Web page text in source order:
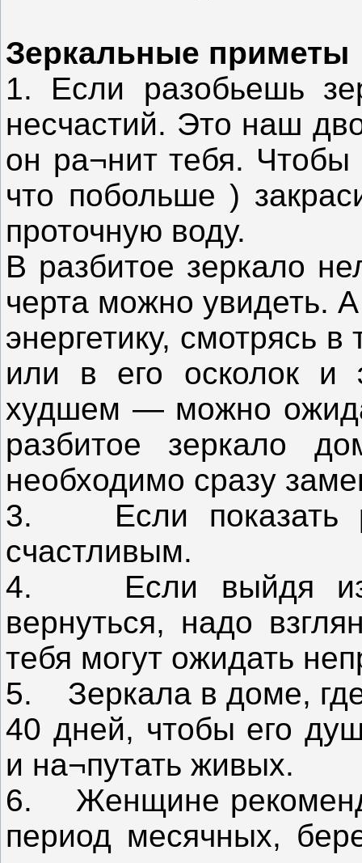
Зеркальные приметы
1. Если разобьешь
несчастий. Это наш
он ра¬нит тебя. Чтобы
что побольше )
проточную воду.
В разбитое зеркало
черта можно увидеть.
энергетику, смотрясь
или в его осколок
худшем — можно
разбитое зеркало
необходимо сразу
3. Если показать
счастливым.
4. Если выйдя из
вернуться, надо
тебя могут ожидать
5. Зеркала в доме,
40 дней, чтобы его
и на¬путать живых.
6. Женщине
период месячных,